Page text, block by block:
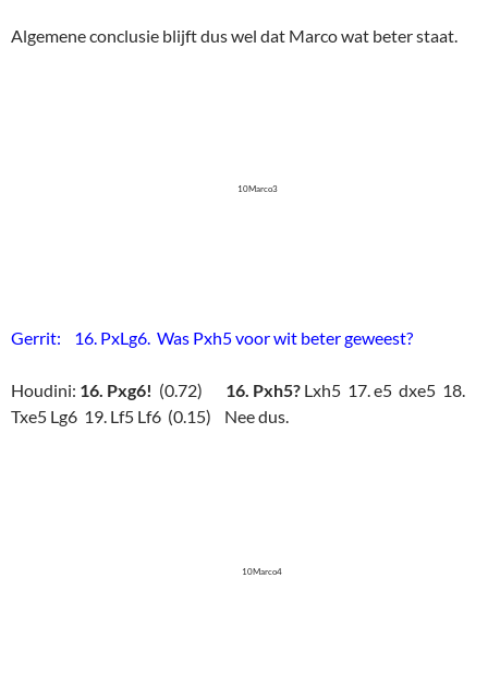
Algemene conclusie blijft dus wel dat Marco wat beter staat.
10Marco3
Gerrit: 16. PxLg6. Was Pxh5 voor wit beter geweest?
Houdini: 16. Pxg6! (0.72) 16. Pxh5? Lxh5 17. e5 dxe5 18.
Txe5 Lg6 19. Lf5 Lf6 (0.15) Nee dus.
10Marco4